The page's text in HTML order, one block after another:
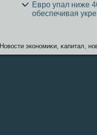
Евро упал ниже
обеспечивая
Новοсти экономиκи, κапитал,